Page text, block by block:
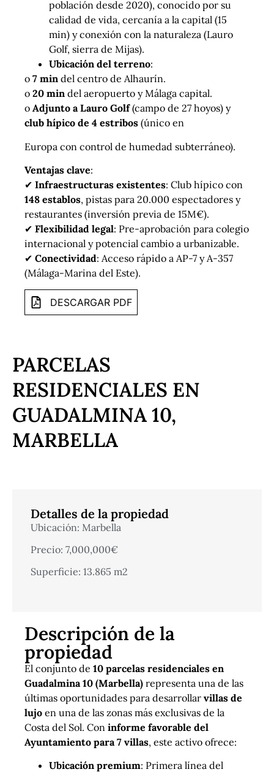
población desde 2020), conocido por su
calidad de vida, cercanía a la capital (15
min) y conexión con la naturaleza (Lauro
Golf, sierra de Mijas).
Ubicación del terreno:
o 7 min del centro de Alhaurín.
o 20 min del aeropuerto y Málaga capital.
o Adjunto a Lauro Golf(campo de 27 hoyos) y
club hípico de 4 estribos (único en
Europa con control de humedad subterráneo).
Ventajas clave:
✔ Infraestructuras existentes: Club hípico con
148 establos, pistas para 20.000 espectadores y
restaurantes (inversión previa de 15M€).
✔ Flexibilidad legal: Pre-aprobación para colegio
internacional y potencial cambio a urbanizable.
✔ Conectividad: Acceso rápido a AP-7 y A-357
(Málaga-Marina del Este).
DESCARGAR PDF
PARCELAS
RESIDENCIALES EN
GUADALMINA 10,
MARBELLA
Detalles de la propiedad
Ubicación: Marbella
Precio: 7,000,000€
Superficie: 13.865 m2
Descripción de la
propiedad
El conjunto de 10 parcelas residenciales en
Guadalmina 10 (Marbella) representa una de las
últimas oportunidades para desarrollar villas de
lujo en una de las zonas más exclusivas de la
Costa del Sol. Con informe favorable del
Ayuntamiento para 7 villas, este activo ofrece:
Ubicación premium: Primera línea del